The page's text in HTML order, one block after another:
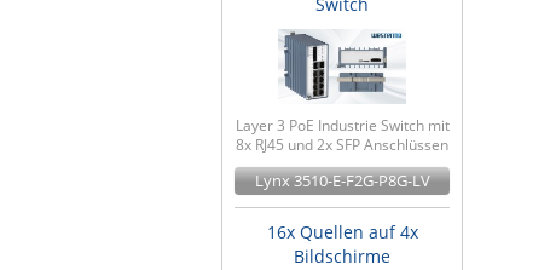
Layer 3 PoE Industrie Switch mit
8x RJ45 und 2x SFP Anschlüssen
Lynx 3510-E-F2G-P8G-LV
16x Quellen auf 4x
Bildschirme